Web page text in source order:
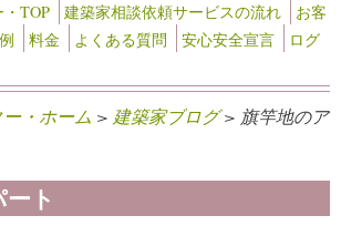
TOP 建築家相談依頼サービスの流れ
お客
料金 よくある質問 安心安全宣言
ログ
・ホーム > 建築家ブログ> 旗竿地のア
ト